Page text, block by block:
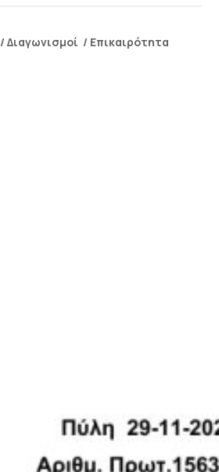
/Διαγωνισμοί / Επικαιρότητα